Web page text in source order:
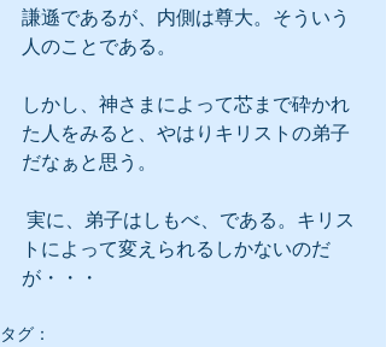
謙遜であるが、内側は尊大。そういう
人のことである。
しかし、神さまによって芯まで砕かれ
た人をみると、やはりキリストの弟子
だなぁと思う。
トによって変えられるしかないのだ
が・・・
タグ：